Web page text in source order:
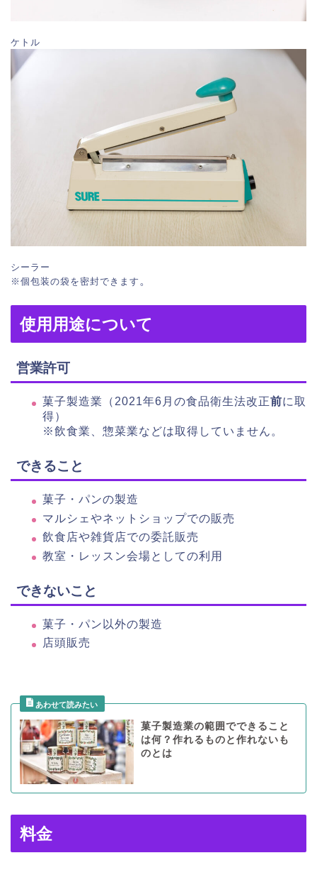
ケトル
シーラー
※個包装の袋を密封できます 。
使用用途について
営業許可
菓子製造業（2021年6月の食品衛生法改正前に取
得）
※飲食業、惣菜業などは取得していません。
できること
菓子・パンの製造
マルシェやネットショップでの販売
飲食店や雑貨店での委託販売
教室・レッスン会場としての利用
できないこと
菓子・パン以外の製造
店頭販売
菓子製造業の範囲でできること
は何？作れるものと作れないも
のとは
料金